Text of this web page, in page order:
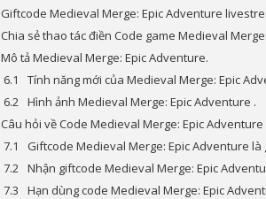
Giftcode Medieval Merge: Epic Adventure
Chia sẻ thao tác điền Code game Medieval
Mô tả Medieval Merge: Epic Adventure.
Tính năng mới của Medieval Merge: Epic
Hình ảnh Medieval Merge: Epic Adventure .
Câu hỏi về Code Medieval Merge: Epic Adventure
Giftcode Medieval Merge: Epic Adventure là
Nhận giftcode Medieval Merge: Epic
Hạn dùng code Medieval Merge: Epic